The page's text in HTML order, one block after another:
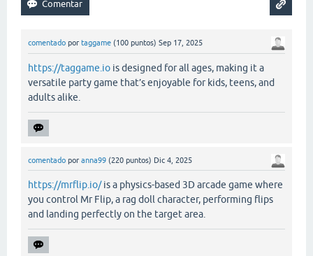
comentado por taggame (100 puntos) Sep 17, 2025
https://taggame.io is designed for all ages, making it a
versatile party game that’s enjoyable for kids, teens, and
adults alike.
comentado por anna99 (220 puntos) Dic 4, 2025
https://mrflip.io/is a physics-based 3D arcade game where
you control Mr Flip, a rag doll character, performing flips
and landing perfectly on the target area.